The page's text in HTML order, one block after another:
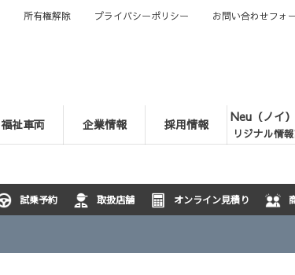
福祉車両 企業情報 採用情報 Neu（ノイ）
リジナル情
所有権解除 プライバシーポリシー お問い合わせフォ
試乗予約 取扱店舗 オンライン見積り